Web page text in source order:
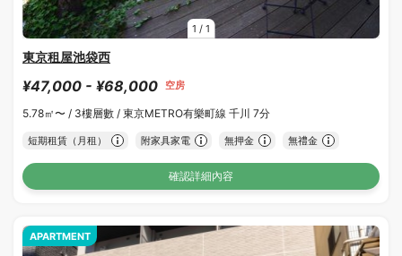
1 / 1
東京租屋池袋西
¥47,000 - ¥68,000 空房
5.78㎡〜 / 3樓層數 / 東京METRO有樂町線 千川 7分
短期租賃（月租） 附家具家電 無押金 無禮金
確認詳細內容
APARTMENT